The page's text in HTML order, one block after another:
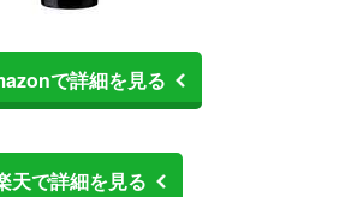
で詳細を見る
天で詳細を見る